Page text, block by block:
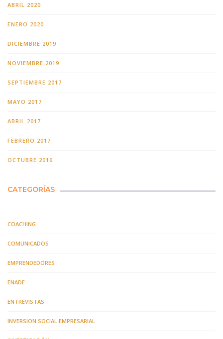
ABRIL 2020
ENERO 2020
DICIEMBRE 2019
NOVIEMBRE 2019
SEPTIEMBRE 2017
MAYO 2017
ABRIL 2017
FEBRERO 2017
OCTUBRE 2016
CATEGORÍAS
COACHING
COMUNICADOS
EMPRENDEDORES
ENADE
ENTREVISTAS
INVERSION SOCIAL EMPRESARIAL